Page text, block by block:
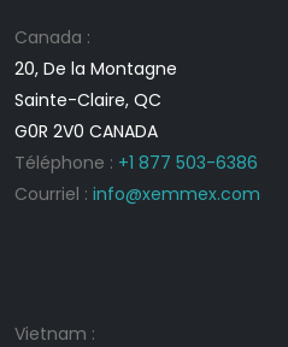
Canada :
20, De la Montagne
Sainte-Claire, QC
G0R 2V0 CANADA
Téléphone : +1 877 503-6386
Courriel : info@xemmex.com
Vietnam :